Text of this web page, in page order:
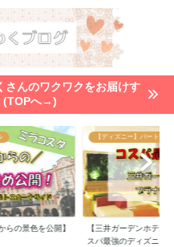
さんのワクワクをお届けす
(TOPへ→)
らの景色を公開】
【ディズニー】パートナー
【三井ガーデンホテル
スパ最強のディズニ...